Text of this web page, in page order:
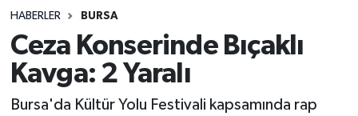
HABERLER BURSA
Ceza Konserinde Bıçaklı
Kavga: 2 Yaralı
Bursa'da Kültür Yolu Festivali kapsamında rap
Biyografi
Çevre
Diğer
Ankara Trafik Yoğunluk Haritası
Süper Lig Puan Durumu ve Fikstür
Tüm Manşetler